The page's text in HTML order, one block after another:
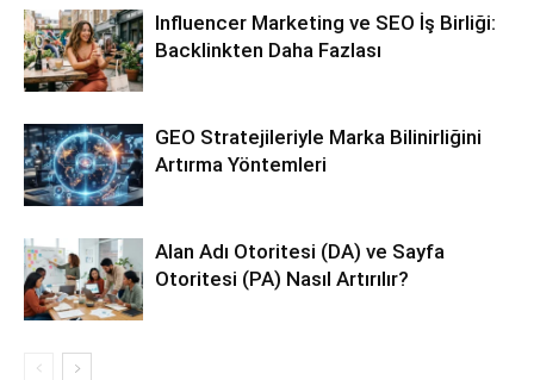
Influencer Marketing ve SEO İş Birliği:
Backlinkten Daha Fazlası
GEO Stratejileriyle Marka Bilinirliğini
Artırma Yöntemleri
Alan Adı Otoritesi (DA) ve Sayfa
Otoritesi (PA) Nasıl Artırılır?